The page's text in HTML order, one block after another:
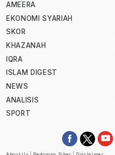
AMEERA
EKONOMI SYARIAH
SKOR
KHAZANAH
IQRA
ISLAM DIGEST
NEWS
ANALISIS
SPORT